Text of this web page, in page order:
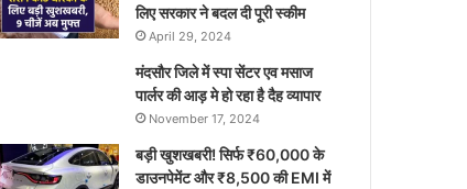
लिए सरकार ने बदल दी पूरी स्कीम
April 29, 2024
मंदसौर जिले में स्पा सेंटर एव मसाज
पार्लर की आड़ मे हो रहा है दैह व्यापार
November 17, 2024
बड़ी खुशखबरी! सिर्फ ₹60,000 के
डाउनपेमेंट और ₹8,500 की EMI में